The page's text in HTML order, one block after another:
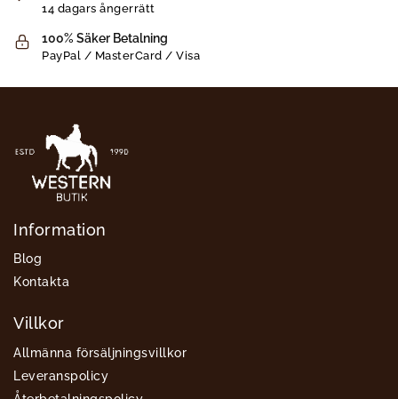
14 dagars ångerrätt
100% Säker Betalning
PayPal / MasterCard / Visa
Information
Blog
Kontakta
Villkor
Allmänna försäljningsvillkor
Leveranspolicy